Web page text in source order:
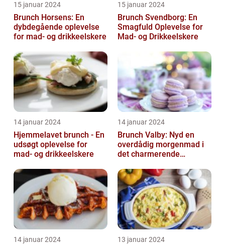
15 januar 2024
Brunch Horsens: En
dybdegående oplevelse
for mad- og drikkeelskere
15 januar 2024
Brunch Svendborg: En
Smagfuld Oplevelse for
Mad- og Drikkeelskere
14 januar 2024
Hjemmelavet brunch - En
udsøgt oplevelse for
mad- og drikkeelskere
14 januar 2024
Brunch Valby: Nyd en
overdådig morgenmad i
det charmerende
14 januar 2024 13 januar 2024